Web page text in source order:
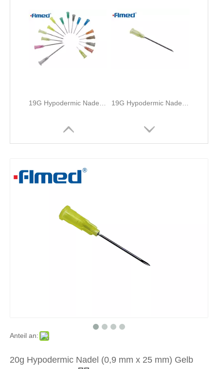
Anteil an:
20g Hypodermic Nadel (0,9 mm x 25 mm) Gelb